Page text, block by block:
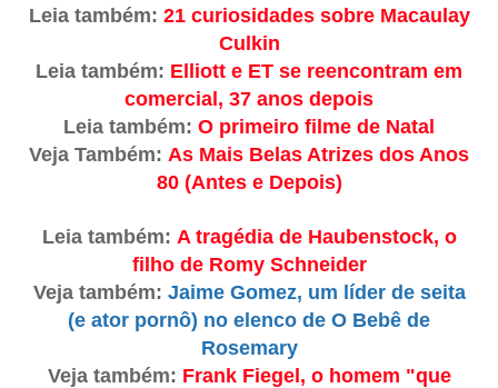
Leia também: 21 curiosidades sobre Macaulay
Culkin
Leia também: Elliott e ET se reencontram em
comercial, 37 anos depois
Leia também: O primeiro filme de Natal
Veja Também: As Mais Belas Atrizes dos Anos
80 (Antes e Depois)
Leia também: A tragédia de Haubenstock, o
filho de Romy Schneider
Veja também: Jaime Gomez, um líder de seita
(e ator pornô) no elenco de O Bebê de
Rosemary
Veja também: Frank Fiegel, o homem "que